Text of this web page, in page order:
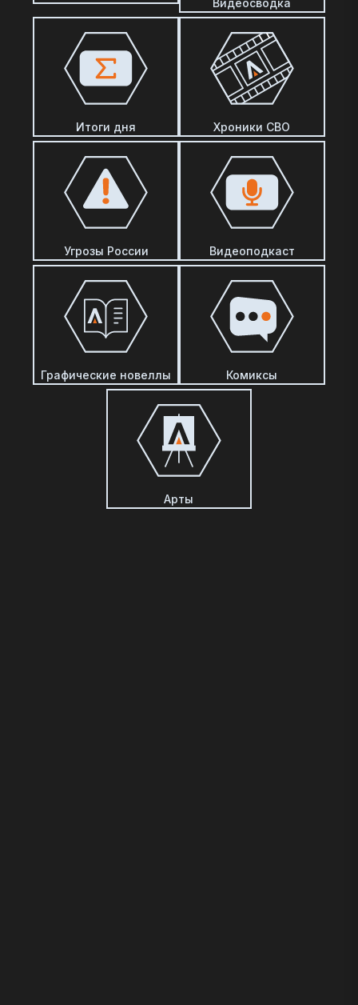
Итоги дня Хроники СВО
Угрозы России Видеоподкаст
Графические новеллы Комиксы
Арты